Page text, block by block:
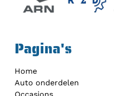
Pagina's
Home
Auto onderdelen
Occasions